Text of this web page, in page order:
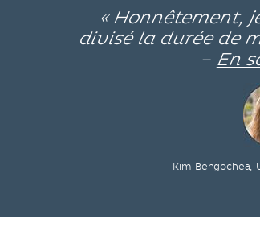
« Honnêtement,
divisé la durée de
– En
Kim Bengochea,